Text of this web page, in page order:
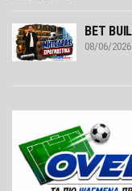
ΒΕΤ
08/06/2026